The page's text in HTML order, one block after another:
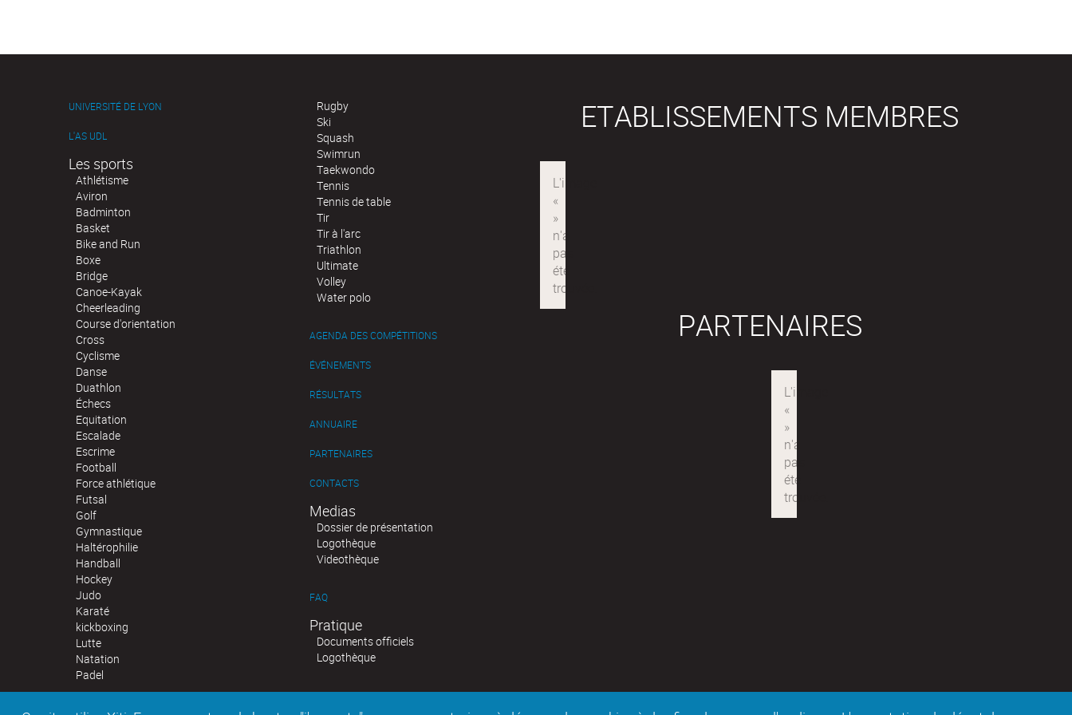
UNIVERSITÉ DE LYON
L'AS UDL
Les sports
Athlétisme
Aviron
Badminton
Basket
Bike and Run
Boxe
Bridge
Canoe-Kayak
Cheerleading
Course d'orientation
Cross
Cyclisme
Danse
Duathlon
Échecs
Equitation
Escalade
Escrime
Football
Force athlétique
Futsal
Golf
Gymnastique
Haltérophilie
Handball
Hockey
Judo
Karaté
kickboxing
Lutte
Natation
Padel
Rugby
Ski
Squash
Swimrun
Taekwondo
Tennis
Tennis de table
Tir
Tir à l'arc
Triathlon
Ultimate
Volley
Water polo
AGENDA DES COMPÉTITIONS
ÉVÉNEMENTS
RÉSULTATS
ANNUAIRE
PARTENAIRES
CONTACTS
Medias
Dossier de présentation
Logothèque
Videothèque
FAQ
Pratique
Documents officiels
Logothèque
ETABLISSEMENTS MEMBRES
PARTENAIRES